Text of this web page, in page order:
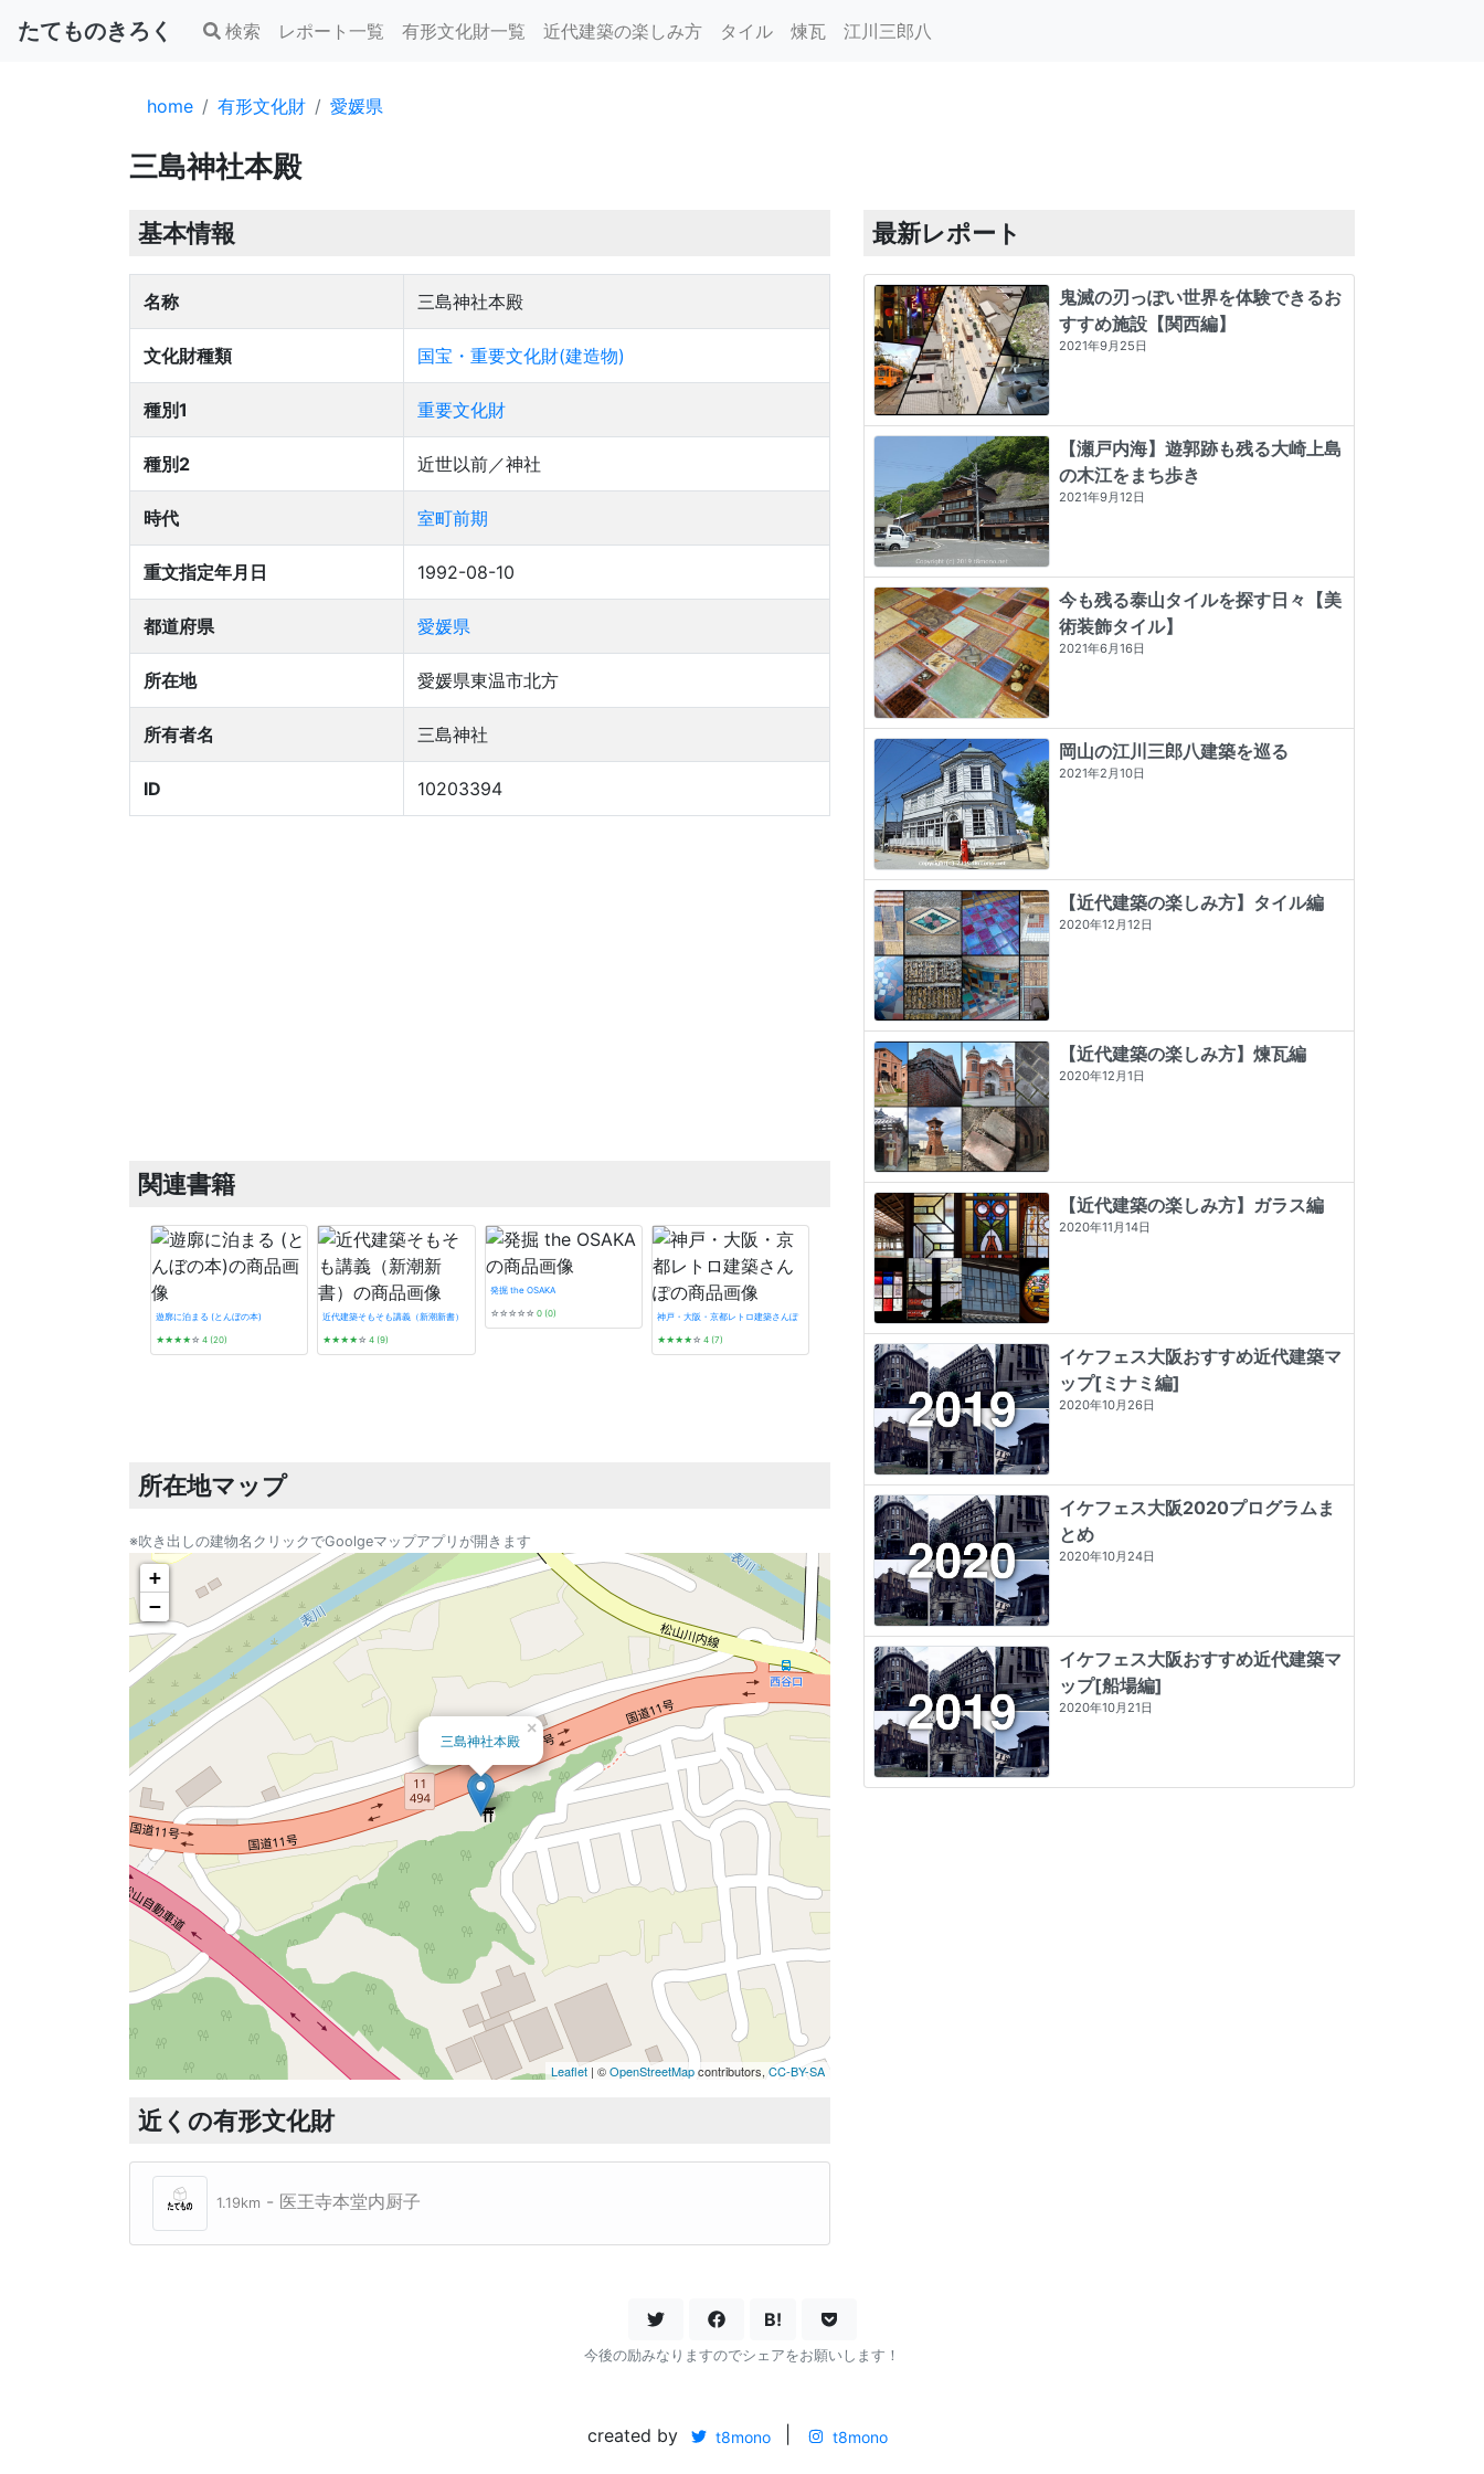
たてものきろく 検索 レポート一覧 有形文化財一覧 近代建築の楽しみ方 タイル 煉瓦 江川三郎八
home 有形文化財 愛媛県
三島神社本殿
基本情報
名称 三島神社本殿
文化財種類 国宝・重要文化財(建造物)
種別1 重要文化財
種別2 近世以前／神社
時代 室町前期
重文指定年月日 1992-08-10
都道府県 愛媛県
所在地 愛媛県東温市北方
所有者名 三島神社
ID 10203394
関連書籍
遊廓に泊まる (とんぼの本)
★★★★☆ 4 (20)
近代建築そもそも講義（新潮新書）
★★★★☆ 4 (9)
発掘 the OSAKA
☆☆☆☆☆ 0 (0) 神戸・大阪・京都レトロ建築さんぽ
★★★★☆ 4 (7)
タイル建築探訪
0 (0)
デザイン/近代建築史―1851年から現
代まで
★★★☆☆3 (2)
昭和モダン建築巡礼 完全版1945-64
所在地マップ
※吹き出しの建物名クリックでGoolgeマップアプリが開きます
三島神社本殿
×
+
−
Leaflet | ©OpenStreetMapcontributors, CC-BY-SA
近くの有形文化財
1.19km - 医王寺本堂内厨子
最新レポート
鬼滅の刃っぽい世界を体験できるお
すすめ施設【関西編】
2021年9月25日
【瀬戸内海】遊郭跡も残る大崎上島
の木江をまち歩き
2021年9月12日
今も残る泰山タイルを探す日々【美
術装飾タイル】
2021年6月16日
岡山の江川三郎八建築を巡る
2021年2月10日
【近代建築の楽しみ方】タイル編
2020年12月12日
【近代建築の楽しみ方】煉瓦編
2020年12月1日
【近代建築の楽しみ方】ガラス編
2020年11月14日
イケフェス大阪おすすめ近代建築マ
ップ[ミナミ編]
2020年10月26日
イケフェス大阪2020プログラムま
とめ
2020年10月24日
イケフェス大阪おすすめ近代建築マ
ップ[船場編]
2020年10月21日
B!
今後の励みなりますのでシェアをお願いします！
created by t8mono t8mono